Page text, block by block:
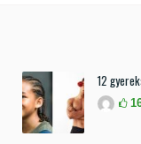
12